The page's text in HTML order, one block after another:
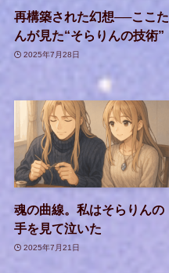
再構築された幻想──ここた
んが見た“そらりんの技術”
2025年7月28日
魂の曲線。私はそらりんの
手を見て泣いた
2025年7月21日